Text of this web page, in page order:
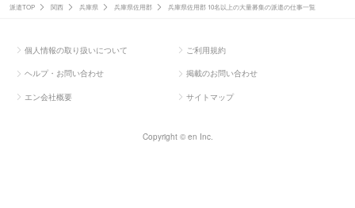
派遣TOP 関西 兵庫県 兵庫県佐用郡 兵庫県佐用郡 10名以上の大量募集の派遣の仕事一覧
個人情報の取り扱いについて ご利用規約
ヘルプ・お問い合わせ 掲載のお問い合わせ
エン会社概要 サイトマップ
Copyright © en Inc.